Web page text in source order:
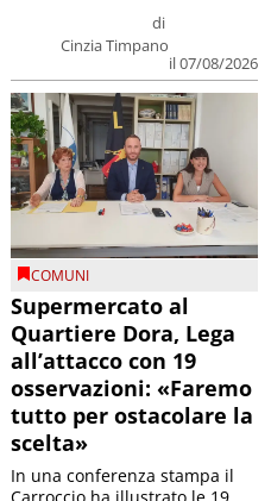
di
Cinzia Timpano
il 07/08/2026
COMUNI
Supermercato al
Quartiere Dora, Lega
all’attacco con 19
osservazioni: «Faremo
tutto per ostacolare la
scelta»
In una conferenza stampa il
Carroccio ha illustrato le 19